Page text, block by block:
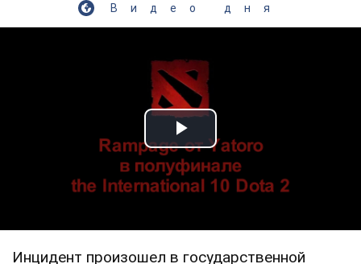
Видео дня
Play Video
Инцидент произошел в государственной